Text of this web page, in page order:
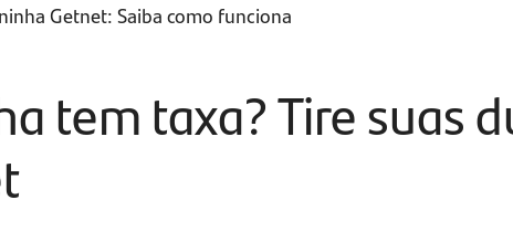
Getnet: Saiba como funciona
tem taxa? Tire suas